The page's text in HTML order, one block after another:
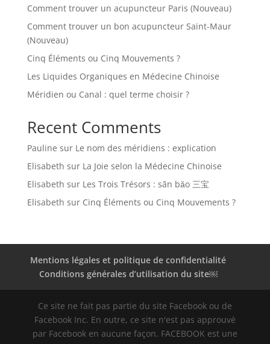
Comment trouver un acupuncteur Paris (Nouveau)
Comment trouver un bon acupuncteur Saint-Maur
(Nouveau)
Cinq Éléments ou Cinq Mouvements ?
Les Liquides Organiques en Médecine Chinoise
Méridien ou Canal : quel terme choisir ?
Recent Comments
Pauline sur Le nom des méridiens : explication
Elisabeth sur La Joie selon la Médecine Chinoise
Elisabeth sur Les Trois Trésors : sān bǎo 三宝
Elisabeth sur Cinq Éléments ou Cinq Mouvements ?
Mentions légales et politique de confidentialité
Conditions générales d’utilisation du site￼
Ce site ne fait pas partie du site Facebook ou de
Facebook Inc. En outre, ce site n'est pas approuvé
par Facebook en aucune façon. FACEBOOK est une